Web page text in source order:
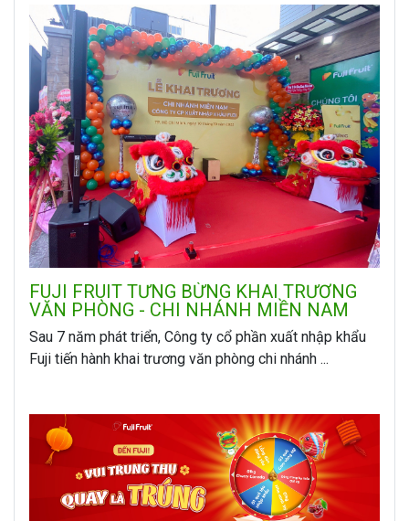
FUJI FRUIT TƯNG BỪNG KHAI TRƯƠNG
VĂN PHÒNG - CHI NHÁNH MIỀN NAM
Sau 7 năm phát triển, Công ty cổ phần xuất nhập khẩu
Fuji tiến hành khai trương văn phòng chi nhánh ...